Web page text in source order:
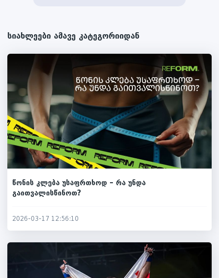
სიახლეები ამავე კატეგორიიდან
წონის კლება უსაფრთხოდ – რა უნდა
გაითვალისწინოთ?
2026-03-17 12:56:10